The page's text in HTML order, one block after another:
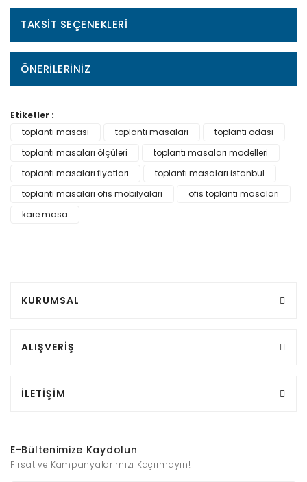
TAKSIT SEÇENEKLERI
ÖNERILERINIZ
Etiketler :
toplantı masası
toplantı masaları
toplantı odası
toplantı masaları ölçüleri
toplantı masaları modelleri
toplantı masaları fiyatları
toplantı masaları istanbul
toplantı masaları ofis mobilyaları
ofis toplantı masaları
kare masa
KURUMSAL
ALIŞVERİŞ
İLETİŞİM
E-Bültenimize Kaydolun
Fırsat ve Kampanyalarımızı Kaçırmayın!